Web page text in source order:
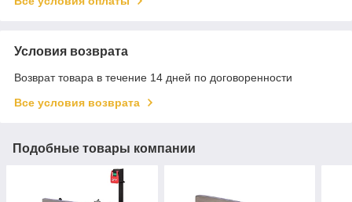
Условия возврата
Возврат товара в течение 14 дней по договоренности
Все условия возврата
Подобные товары компании